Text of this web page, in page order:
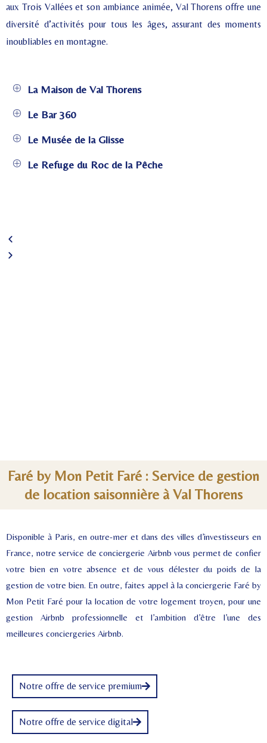
aux Trois Vallées et son ambiance animée, Val Thorens offre une
diversité d’activités pour tous les âges, assurant des moments
inoubliables en montagne.
La Maison de Val Thorens
Le Bar 360
Le Musée de la Glisse
Le Refuge du Roc de la Pêche
Faré by Mon Petit Faré : Service de gestion
de location saisonnière à Val Thorens
Disponible à Paris, en outre-mer et dans des villes d’investisseurs en
France, notre service de conciergerie Airbnb vous permet de confier
votre bien en votre absence et de vous délester du poids de la
gestion de votre bien. En outre, faites appel à la conciergerie Faré by
Mon Petit Faré pour la location de votre logement troyen, pour une
gestion Airbnb professionnelle et l’ambition d’être l’une des
meilleures conciergeries Airbnb.
Notre offre de service premium
Notre offre de service digital